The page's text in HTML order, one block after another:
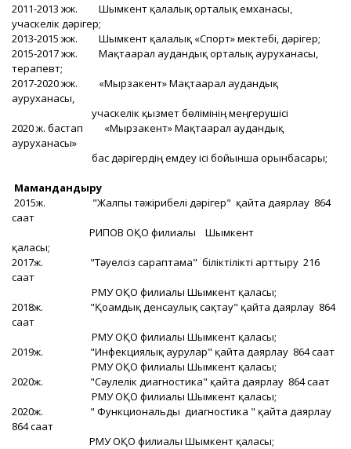
2011-2013 жж. Шымкент қалалық орталық емханасы,
учаскелік дәрігер;
2013-2015 жж. Шымкент қалалық «Спорт» мектебі, дәрігер;
2015-2017 жж. Мақтаарал аудандық орталық ауруханасы,
терапевт;
2017-2020 жж. «Мырзакент» Мақтаарал аудандық
ауруханасы,
учаскелік қызмет бөлімінің меңгерушісі
2020 ж. бастап «Мырзакент» Мақтаарал аудандық
ауруханасы»
бас дәрігердің емдеу ісі бойынша орынбасары;
Мамандандыру
2015ж. "Жалпы тәжірибелі дәрігер" қайта даярлау 864
сағат
РИПОВ ОҚО филиалы Шымкент
қаласы;
2017ж. "Тәуелсіз сараптама" біліктілікті арттыру 216
сағат
РМУ ОҚО филиалы Шымкент қаласы;
2018ж. "Қоғамдық денсаулық сақтау" қайта даярлау 864
сағат
РМУ ОҚО филиалы Шымкент қаласы;
2019ж. "Инфекциялық аурулар" қайта даярлау 864 сағат
РМУ ОҚО филиалы Шымкент қаласы;
2020ж. "Сәулелік диагностика" қайта даярлау 864 сағат
РМУ ОҚО филиалы Шымкент қаласы;
2020ж. " Функциональды диагностика " қайта даярлау
864 сағат
РМУ ОҚО филиалы Шымкент қаласы;